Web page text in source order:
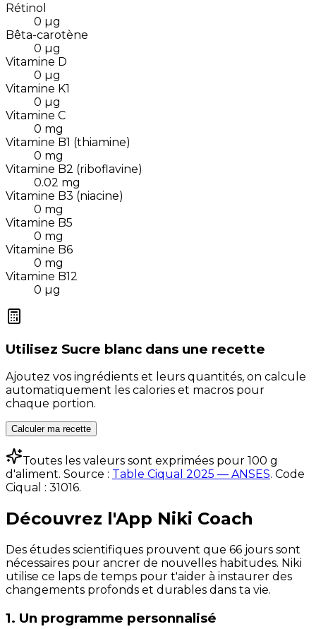
Rétinol
0 µg
Bêta-carotène
0 µg
Vitamine D
0 µg
Vitamine K1
0 µg
Vitamine C
0 mg
Vitamine B1 (thiamine)
0 mg
Vitamine B2 (riboflavine)
0.02 mg
Vitamine B3 (niacine)
0 mg
Vitamine B5
0 mg
Vitamine B6
0 mg
Vitamine B12
0 µg
Utilisez Sucre blanc dans une recette
Ajoutez vos ingrédients et leurs quantités, on calcule
automatiquement les calories et macros pour
chaque portion.
Calculer ma recette
Toutes les valeurs sont exprimées pour 100 g
d'aliment. Source : Table Ciqual 2025 — ANSES. Code
Ciqual : 31016.
Découvrez l'App Niki Coach
Des études scientifiques prouvent que 66 jours sont
nécessaires pour ancrer de nouvelles habitudes. Niki
utilise ce laps de temps pour t'aider à instaurer des
changements profonds et durables dans ta vie.
1. Un programme personnalisé